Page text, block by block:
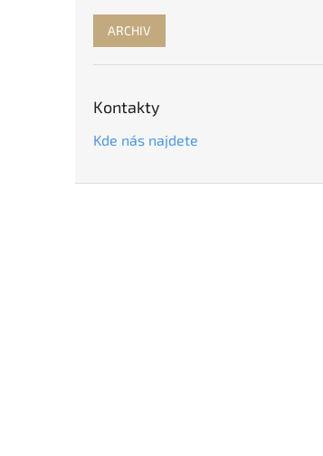
ARCHIV
Kontakty
Kde nás najdete